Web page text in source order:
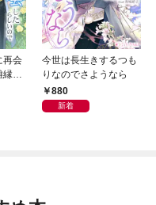
再会
縁し
今世は長生きするつも
りなのでさようなら
880
新着